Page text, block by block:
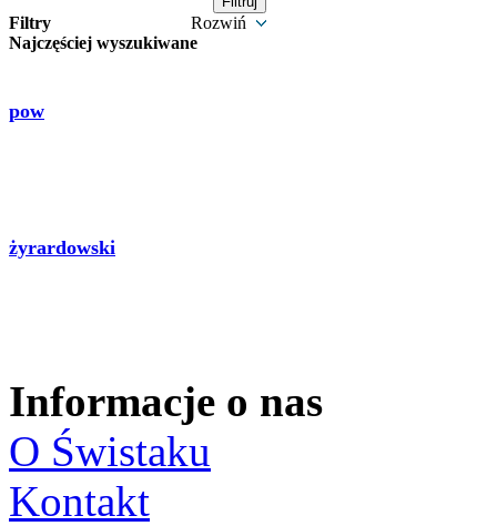
Filtry
Rozwiń
Najczęściej wyszukiwane
pow
żyrardowski
Informacje o nas
O Świstaku
Kontakt